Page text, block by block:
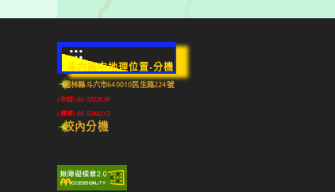
:::
斗六高中地理位置-分機
雲林縣斗六市640010民生路224號
(市話) 05-5322039
(傳真) 05-5348213
校內分機